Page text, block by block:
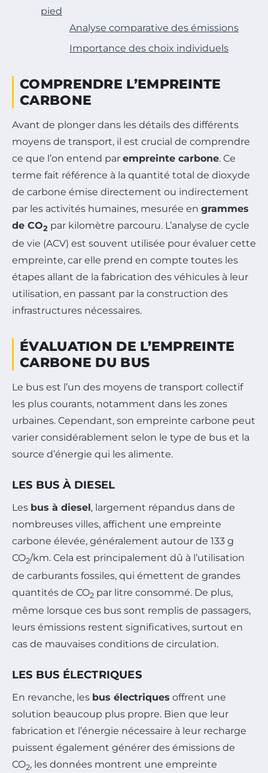
pied
Analyse comparative des émissions
Importance des choix individuels
COMPRENDRE L’EMPREINTE
CARBONE
Avant de plonger dans les détails des différents
moyens de transport, il est crucial de comprendre
ce que l’on entend par empreinte carbone. Ce
terme fait référence à la quantité total de dioxyde
de carbone émise directement ou indirectement
par les activités humaines, mesurée en grammes
de CO2 par kilomètre parcouru. L’analyse de cycle
de vie (ACV) est souvent utilisée pour évaluer cette
empreinte, car elle prend en compte toutes les
étapes allant de la fabrication des véhicules à leur
utilisation, en passant par la construction des
infrastructures nécessaires.
ÉVALUATION DE L’EMPREINTE
CARBONE DU BUS
Le bus est l’un des moyens de transport collectif
les plus courants, notamment dans les zones
urbaines. Cependant, son empreinte carbone peut
varier considérablement selon le type de bus et la
source d’énergie qui les alimente.
LES BUS À DIESEL
Les bus à diesel, largement répandus dans de
nombreuses villes, affichent une empreinte
carbone élevée, généralement autour de 133 g
CO2/km. Cela est principalement dû à l’utilisation
de carburants fossiles, qui émettent de grandes
quantités de CO2 par litre consommé. De plus,
même lorsque ces bus sont remplis de passagers,
leurs émissions restent significatives, surtout en
cas de mauvaises conditions de circulation.
LES BUS ÉLECTRIQUES
En revanche, les bus électriques offrent une
solution beaucoup plus propre. Bien que leur
fabrication et l’énergie nécessaire à leur recharge
puissent également générer des émissions de
CO2, les données montrent une empreinte